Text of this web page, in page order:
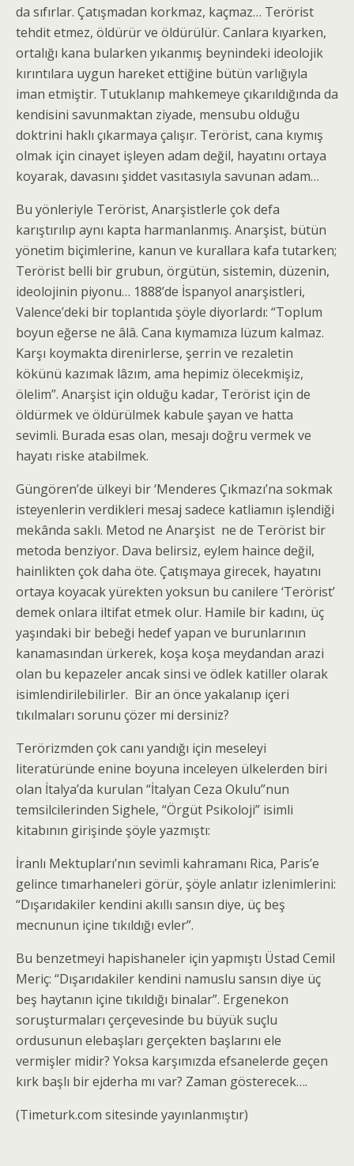
da sıfırlar. Çatışmadan korkmaz, kaçmaz… Terörist
tehdit etmez, öldürür ve öldürülür. Canlara kıyarken,
ortalığı kana bularken yıkanmış beynindeki ideolojik
kırıntılara uygun hareket ettiğine bütün varlığıyla
iman etmiştir. Tutuklanıp mahkemeye çıkarıldığında da
kendisini savunmaktan ziyade, mensubu olduğu
doktrini haklı çıkarmaya çalışır. Terörist, cana kıymış
olmak için cinayet işleyen adam değil, hayatını ortaya
koyarak, davasını şiddet vasıtasıyla savunan adam…
Bu yönleriyle Terörist, Anarşistlerle çok defa
karıştırılıp aynı kapta harmanlanmış. Anarşist, bütün
yönetim biçimlerine, kanun ve kurallara kafa tutarken;
Terörist belli bir grubun, örgütün, sistemin, düzenin,
ideolojinin piyonu… 1888’de İspanyol anarşistleri,
Valence’deki bir toplantıda şöyle diyorlardı: “Toplum
boyun eğerse ne âlâ. Cana kıymamıza lüzum kalmaz.
Karşı koymakta direnirlerse, şerrin ve rezaletin
kökünü kazımak lâzım, ama hepimiz ölecekmişiz,
ölelim”. Anarşist için olduğu kadar, Terörist için de
öldürmek ve öldürülmek kabule şayan ve hatta
sevimli. Burada esas olan, mesajı doğru vermek ve
hayatı riske atabilmek.
Güngören’de ülkeyi bir ‘Menderes Çıkmazı’na sokmak
isteyenlerin verdikleri mesaj sadece katliamın işlendiği
mekânda saklı. Metod ne Anarşist ne de Terörist bir
metoda benziyor. Dava belirsiz, eylem haince değil,
hainlikten çok daha öte. Çatışmaya girecek, hayatını
ortaya koyacak yürekten yoksun bu canilere ‘Terörist’
demek onlara iltifat etmek olur. Hamile bir kadını, üç
yaşındaki bir bebeği hedef yapan ve burunlarının
kanamasından ürkerek, koşa koşa meydandan arazi
olan bu kepazeler ancak sinsi ve ödlek katiller olarak
isimlendirilebilirler. Bir an önce yakalanıp içeri
tıkılmaları sorunu çözer mi dersiniz?
Terörizmden çok canı yandığı için meseleyi
literatüründe enine boyuna inceleyen ülkelerden biri
olan İtalya’da kurulan “İtalyan Ceza Okulu”nun
temsilcilerinden Sighele, “Örgüt Psikoloji” isimli
kitabının girişinde şöyle yazmıştı:
İranlı Mektupları’nın sevimli kahramanı Rica, Paris’e
gelince tımarhaneleri görür, şöyle anlatır izlenimlerini:
“Dışarıdakiler kendini akıllı sansın diye, üç beş
mecnunun içine tıkıldığı evler”.
Bu benzetmeyi hapishaneler için yapmıştı Üstad Cemil
Meriç: “Dışarıdakiler kendini namuslu sansın diye üç
beş haytanın içine tıkıldığı binalar”. Ergenekon
soruşturmaları çerçevesinde bu büyük suçlu
ordusunun elebaşları gerçekten başlarını ele
vermişler midir? Yoksa karşımızda efsanelerde geçen
kırk başlı bir ejderha mı var? Zaman gösterecek….
(Timeturk.com sitesinde yayınlanmıştır)